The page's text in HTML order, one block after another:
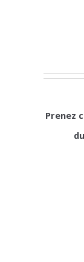
Prenez